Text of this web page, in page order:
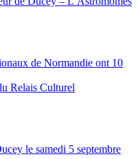
de Normandie ont 10
Relais Culturel
le samedi 5 septembre